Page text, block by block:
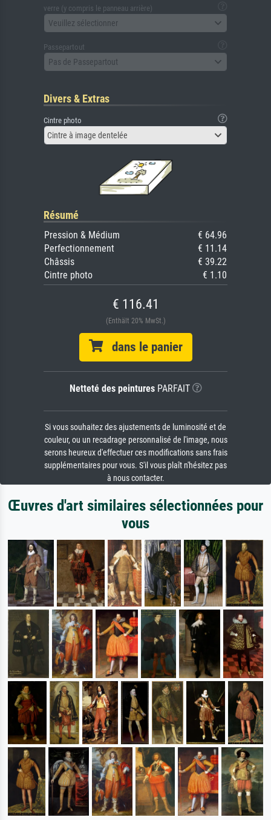
verre (y compris le panneau arrière)
Veuillez sélectionner
Passepartout
Pas de Passepartout
Divers & Extras
Cintre photo
Cintre à image dentelée
Résumé
Pression & Médium
€ 64.96
Perfectionnement
€ 11.14
Châssis
€ 39.22
Cintre photo
€ 1.10
€ 116.41
(Enthält 20% MwSt.)
dans le panier
Netteté des peinturesPARFAIT
Si vous souhaitez des ajustements de luminosité et de
couleur, ou un recadrage personnalisé de l'image, nous
serons heureux d'effectuer ces modifications sans frais
supplémentaires pour vous. S'il vous plaît n'hésitez pas
à nous contacter.
Œuvres d'art similaires sélectionnées pour
vous